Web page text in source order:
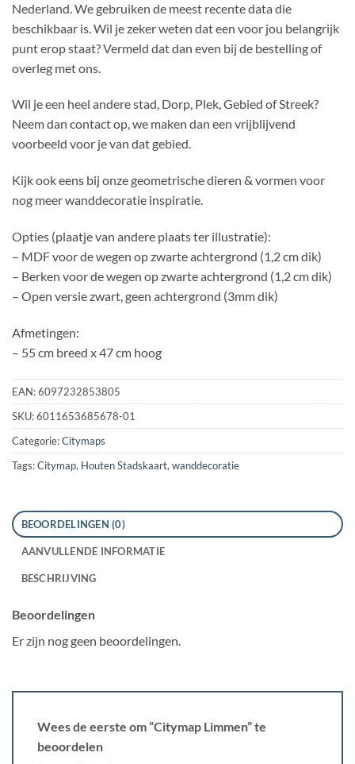
Nederland. We gebruiken de meest recente data die
beschikbaar is. Wil je zeker weten dat een voor jou belangrijk
punt erop staat? Vermeld dat dan even bij de bestelling of
overleg met ons.
Wil je een heel andere stad, Dorp, Plek, Gebied of Streek?
Neem dan contact op, we maken dan een vrijblijvend
voorbeeld voor je van dat gebied.
Kijk ook eens bij onze geometrische dieren & vormen voor
nog meer wanddecoratie inspiratie.
Opties (plaatje van andere plaats ter illustratie):
– MDF voor de wegen op zwarte achtergrond (1,2 cm dik)
– Berken voor de wegen op zwarte achtergrond (1,2 cm dik)
– Open versie zwart, geen achtergrond (3mm dik)
Afmetingen:
– 55 cm breed x 47 cm hoog
EAN:6097232853805
SKU:6011653685678-01
Categorie:Citymaps
Tags:Citymap, Houten Stadskaart, wanddecoratie
BEOORDELINGEN (0)
AANVULLENDE INFORMATIE
BESCHRIJVING
Beoordelingen
Er zijn nog geen beoordelingen.
Wees de eerste om “Citymap Limmen” te
beoordelen